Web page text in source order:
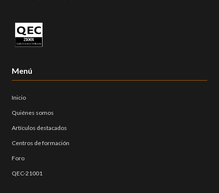
Menú
Inicio
Quiénes somos
Artículos destacados
Centros de formación
Foro
QEC-21001